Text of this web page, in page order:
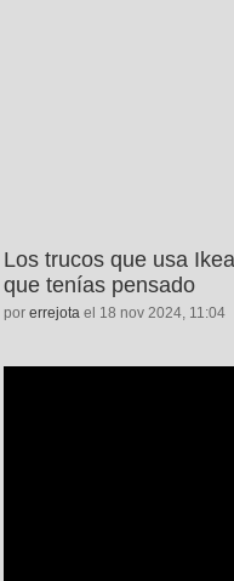
Los trucos que usa
que tenías pensado
por errejota el 18 nov 2024, 11:04